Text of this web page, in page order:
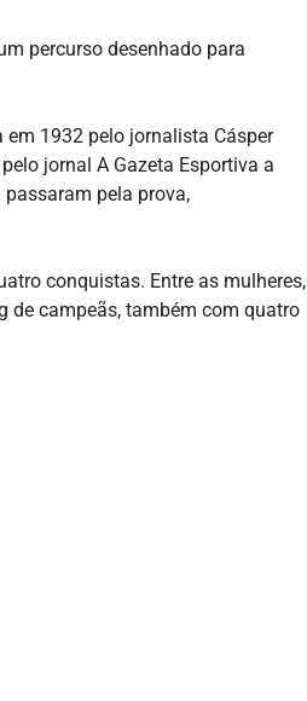
percurso desenhado para
1932 pelo jornalista Cásper
jornal A Gazeta Esportiva a
pela prova,
conquistas. Entre as mulheres,
de campeãs, também com quatro